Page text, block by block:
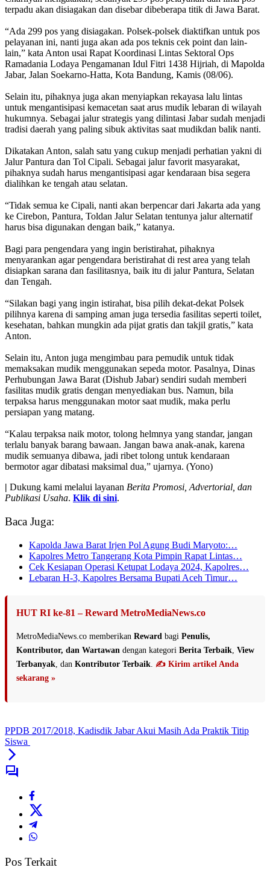
terpadu akan disiagakan dan disebar dibeberapa titik di Jawa Barat.
“Ada 299 pos yang disiagakan. Polsek-polsek diaktifkan untuk pos
pelayanan ini, nanti juga akan ada pos teknis cek point dan lain-
lain,” kata Anton usai Rapat Koordinasi Lintas Sektoral Ops
Ramadania Lodaya Pengamanan Idul Fitri 1438 Hijriah, di Mapolda
Jabar, Jalan Soekarno-Hatta, Kota Bandung, Kamis (08/06).
Selain itu, pihaknya juga akan menyiapkan rekayasa lalu lintas
untuk mengantisipasi kemacetan saat arus mudik lebaran di wilayah
hukumnya. Sebagai jalur strategis yang dilintasi Jabar sudah menjadi
tradisi daerah yang paling sibuk aktivitas saat mudikdan balik nanti.
Dikatakan Anton, ‎salah satu yang cukup menjadi perhatian yakni di
Jalur Pantura dan Tol Cipali. Sebagai jalur favorit masyarakat,
pihaknya sudah harus mengantisipasi agar kendaraan bisa segera
dialihkan ke tengah atau selatan.
“Tidak semua ke Cipali, nanti akan berpencar dari Jakarta ada yang
ke Cirebon, Pantura, Toldan Jalur Selatan tentunya jalur alternatif
harus bisa digunakan dengan baik,” katanya.
Bagi para pengendara yang ingin beristirahat, pihaknya
menyarankan agar pengendara beristirahat di rest area yang telah
disiapkan sarana dan fasilitasnya, baik itu di jalur Pantura, Selatan
dan Tengah.
“Silakan bagi yang ingin istirahat, bisa pilih dekat-dekat Polsek
pilihnya karena di samping aman juga tersedia fasilitas seperti toilet,
kesehatan, bahkan mungkin ada pijat gratis dan takjil gratis,” kata
Anton.
Selain itu, Anton juga mengimbau para pemudik untuk tidak
memaksakan mudik menggunakan sepeda motor. Pasalnya, Dinas
Perhubungan Jawa Barat (Dishub Jabar) sendiri sudah memberi
fasilitas mudik gratis dengan menyediakan bus. Namun, bila
terpaksa harus menggunakan motor saat mudik, maka perlu
persiapan yang matang.
“Kalau terpaksa naik motor, tolong helmnya yang standar, jangan
terlalu banyak barang bawaan. Jangan bawa anak-anak, karena
mudik semuanya dibawa, jadi ribet tolong untuk kendaraan
bermotor agar dibatasi maksimal dua,” ujarnya. (Yono)
| Dukung kami melalui layanan Berita Promosi, Advertorial, dan
Publikasi Usaha. Klik di sini.
Baca Juga:
Kapolda Jawa Barat Irjen Pol Agung Budi Maryoto:…
Kapolres Metro Tangerang Kota Pimpin Rapat Lintas…
Cek Kesiapan Operasi Ketupat Lodaya 2024, Kapolres…
Lebaran H-3, Kapolres Bersama Bupati Aceh Timur…
HUT RI ke-81 – Reward MetroMediaNews.co
MetroMediaNews.co memberikan Reward bagi Penulis,
Kontributor, dan Wartawan dengan kategori Berita Terbaik View
Terbanyak , dan Kontributor Terbaik ✍️ Kirim artikel Anda
sekarang »
PPDB 2017/2018, Kadisdik Jabar Akui Masih Ada Praktik Titip
Siswa
Pos Terkait